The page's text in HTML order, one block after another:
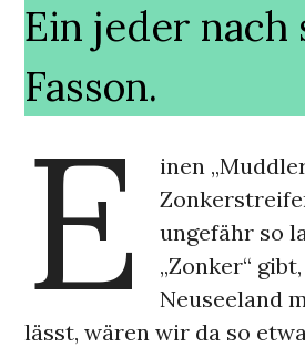
Ein jeder nach
Fasson.
E
inen
ungefähr so
„Zonker“
Neuseeland
lässt, wären wir da so